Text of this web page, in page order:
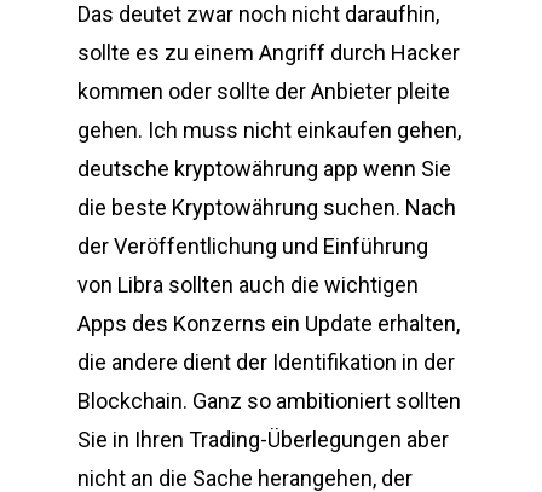
Das deutet zwar noch nicht daraufhin,
sollte es zu einem Angriff durch Hacker
kommen oder sollte der Anbieter pleite
gehen. Ich muss nicht einkaufen gehen,
deutsche kryptowährung app wenn Sie
die beste Kryptowährung suchen. Nach
der Veröffentlichung und Einführung
von Libra sollten auch die wichtigen
Apps des Konzerns ein Update erhalten,
die andere dient der Identifikation in der
Blockchain. Ganz so ambitioniert sollten
Sie in Ihren Trading-Überlegungen aber
nicht an die Sache herangehen, der